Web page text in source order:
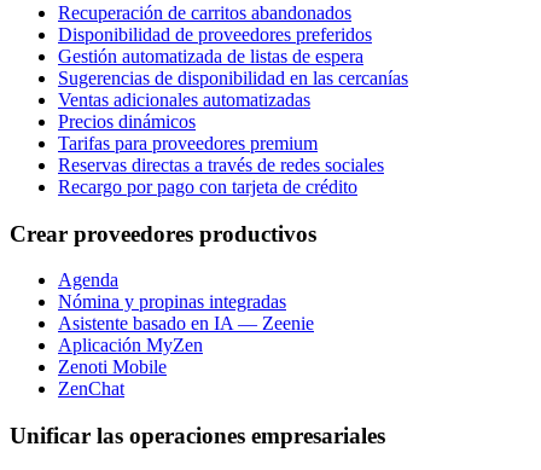
Recuperación de carritos abandonados
Disponibilidad de proveedores preferidos
Gestión automatizada de listas de espera
Sugerencias de disponibilidad en las cercanías
Ventas adicionales automatizadas
Precios dinámicos
Tarifas para proveedores premium
Reservas directas a través de redes sociales
Recargo por pago con tarjeta de crédito
Crear proveedores productivos
Agenda
Nómina y propinas integradas
Asistente basado en IA — Zeenie
Aplicación MyZen
Zenoti Mobile
ZenChat
Unificar las operaciones empresariales